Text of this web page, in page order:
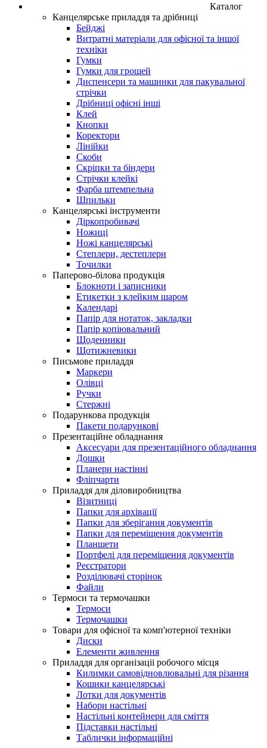
Каталог
Канцелярське приладдя та дрібниці
Бейджі
Витратні матеріали для офісної та іншої
техніки
Гумки
Гумки для грошей
Диспенсери та машинки для пакувальної
стрічки
Дрібниці офісні інші
Клей
Кнопки
Коректори
Лінійки
Скоби
Скріпки та біндери
Стрічки клейкі
Фарба штемпельна
Шпильки
Канцелярські інструменти
Діркопробивачі
Ножиці
Ножі канцелярські
Степлери, дестеплери
Точилки
Паперово-білова продукція
Блокноти і записники
Етикетки з клейким шаром
Календарі
Папір для нотаток, закладки
Папір копіювальний
Щоденники
Щотижневики
Письмове приладдя
Маркери
Олівці
Ручки
Стержні
Подарункова продукція
Пакети подарункові
Презентаційне обладнання
Аксесуари для презентаційного обладнання
Дошки
Планери настінні
Фліпчарти
Приладдя для діловиробництва
Візитниці
Папки для архівації
Папки для зберігання документів
Папки для переміщення документів
Планшети
Портфелі для переміщення документів
Реєстратори
Розділювачі сторінок
Файли
Термоси та термочашки
Термоси
Термочашки
Товари для офісної та комп'ютерної техніки
Диски
Елементи живлення
Приладдя для організаціі робочого місця
Килимки самовідновлювальні для різання
Кошики канцелярські
Лотки для документів
Набори настільні
Настільні контейнери для сміття
Підставки настільні
Таблички інформаційні